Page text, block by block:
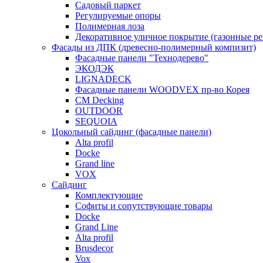
Садовый паркет
Регулируемые опоры
Полимерная лоза
Декоративное уличное покрытие (газонные
Фасады из ДПК (древесно-полимерный компизит)
Фасадные панели "Технодерево"
ЭКОДЭК
LIGNADECK
Фасадные панели WOODVEX пр-во Корея
CM Decking
OUTDOOR
SEQUOIA
Цокольный сайдинг (фасадные панели)
Alta profil
Docke
Grand line
VOX
Сайдинг
Комплектующие
Софиты и сопутствующие товары
Docke
Grand Line
Alta profil
Brusdecor
Vox